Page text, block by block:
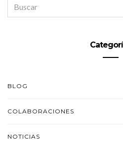
FOR:
BLOG
COLABORACIONES
NOTICIAS